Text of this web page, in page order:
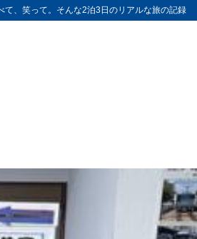
、笑って。そんな2泊3日のリアルな旅の記録